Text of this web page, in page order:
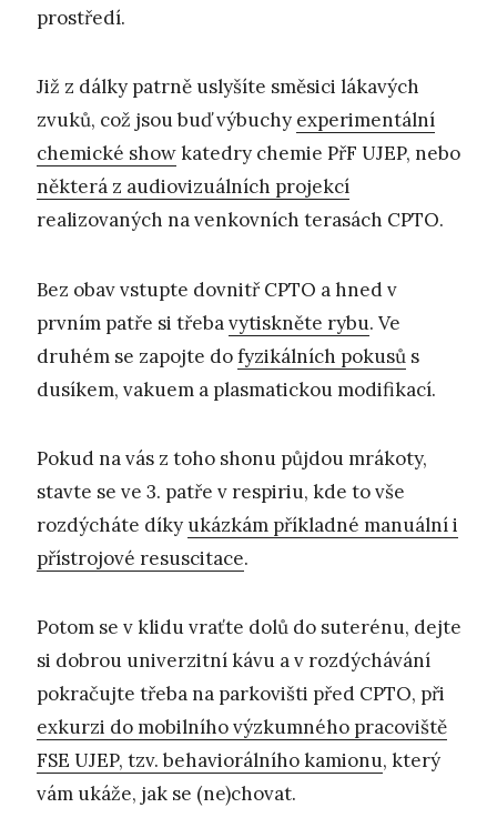
prostředí.
Již z dálky patrně uslyšíte směsici lákavých
zvuků, což jsou buď výbuchy experimentální
chemické showkatedry chemie PřF UJEP, nebo
některá z audiovizuálních projekcí
realizovaných na venkovních terasách CPTO.
Bez obav vstupte dovnitř CPTO a hned v
prvním patře si třebavytiskněte rybu. Ve
druhém se zapojte dofyzikálních pokusů s
dusíkem, vakuem a plasmatickou modifikací.
Pokud na vás z toho shonu půjdou mrákoty,
stavte se ve 3. patře v respiriu, kde to vše
rozdýcháte díky ukázkám příkladné manuální i
přístrojové resuscitace.
Potom se v klidu vraťte dolů do suterénu, dejte
si dobrou univerzitní kávu a v rozdýchávání
pokračujte třeba na parkovišti před CPTO, při
exkurzi do mobilního výzkumného pracoviště
FSE UJEP, tzv. behaviorálního kamionu, který
vám ukáže, jak se (ne)chovat.